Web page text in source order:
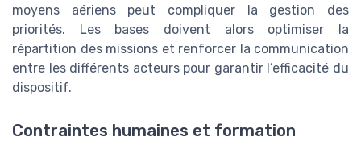
moyens aériens peut compliquer la gestion des
priorités. Les bases doivent alors optimiser la
répartition des missions et renforcer la communication
entre les différents acteurs pour garantir l’efficacité du
dispositif.
Contraintes humaines et formation